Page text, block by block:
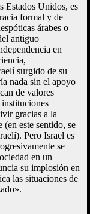
Estados Unidos, es
formal y de
árabes o
antiguo
en
surgido de su
nada sin el apoyo
de valores
gracias a la
este sentido, se
Pero Israel es
se
en un
su implosión en
las situaciones de